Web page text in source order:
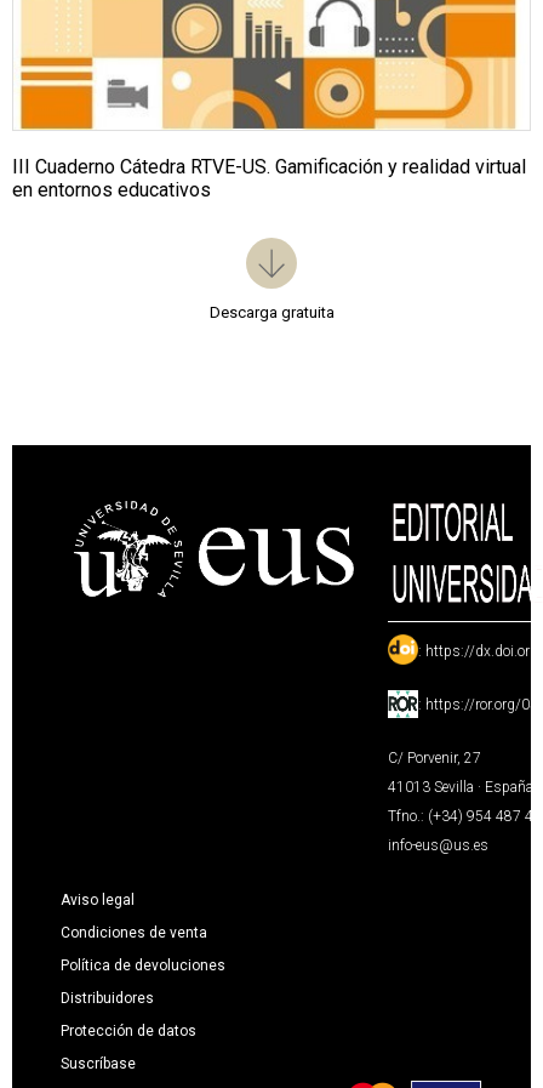
III Cuaderno Cátedra RTVE-US. Gamificación y realidad virtual
en entornos educativos
Descarga gratuita
: https://
: https://ror.org/
C/ Porvenir, 27
41013 Sevilla · España
Tfno.: (+34) 954 487
info-eus@us.es
Aviso legal
Condiciones de venta
Política de devoluciones
Distribuidores
Protección de datos
Suscríbase